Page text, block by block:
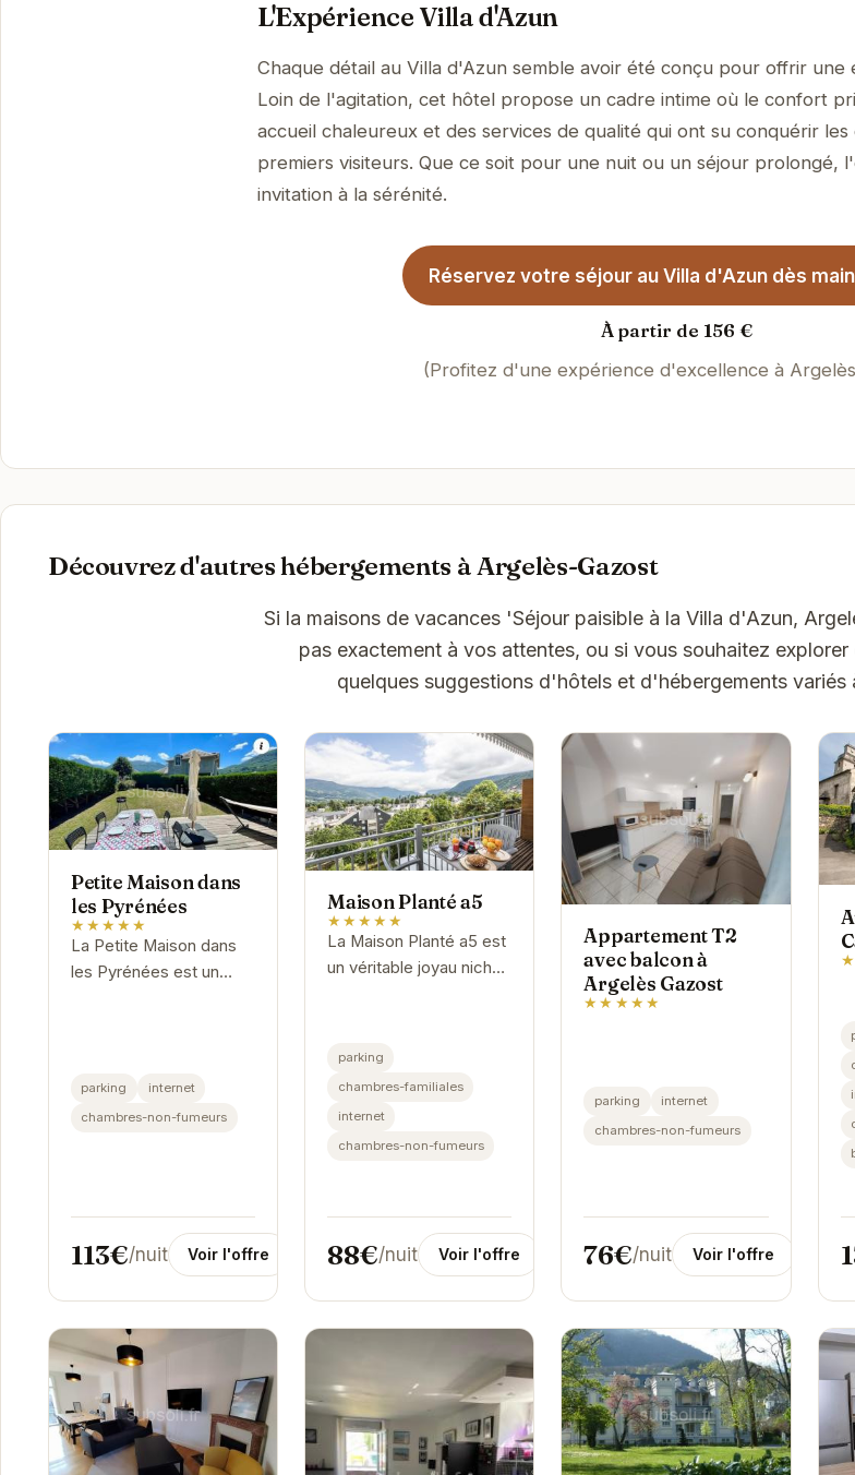
L'Expérience Villa d'Azun
Chaque détail au Villa d'Azun semble avoir été conçu pour offrir une
Loin de l'agitation, cet hôtel propose un cadre intime où le confort
accueil chaleureux et des services de qualité qui ont su conquérir
premiers visiteurs. Que ce soit pour une nuit ou un séjour prolongé,
invitation à la sérénité.
Réservez votre séjour au Villa d'Azun dès
À partir de 156 €
(Profitez d'une expérience d'excellence à
Découvrez d'autres hébergements à Argelès-Gazost
Si la maisons de vacances 'Séjour paisible à la Villa d'Azun,
pas exactement à vos attentes, ou si vous souhaitez
quelques suggestions d'hôtels et d'hébergements variés
Petite Maison dans
les Pyrénées
★★★★★
La Petite Maison dans
les Pyrénées est un
parking
internet
chambres-non-fumeurs
113€/nuit Voir l'offre
Maison Planté a5
★★★★★
La Maison Planté a5 est
un véritable joyau niché
parking
chambres-familiales
internet
chambres-non-fumeurs
88€/nuit Voir l'offre
Appartement T2
avec balcon à
Argelès Gazost
★★★★★
parking
internet
chambres-non-fumeurs
76€/nuit Voir l'offre